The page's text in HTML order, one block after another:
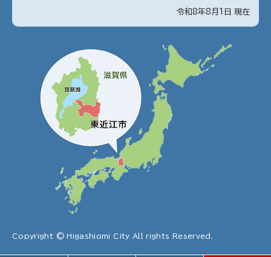
令和8年8月1日 現在
Copyright © Higashiomi City All rights Reserved.